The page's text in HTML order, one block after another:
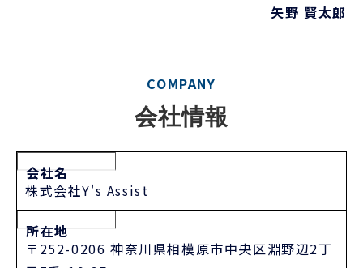
矢野 賢太郎
COMPANY
会社情報
会社名
株式会社Y's Assist
所在地
〒252-0206 神奈川県相模原市中央区淵野辺2丁